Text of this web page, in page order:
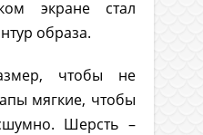
экране стал
образа.
чтобы не
мягкие, чтобы
Шерсть –